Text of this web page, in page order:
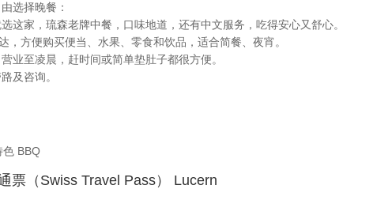
选择晚餐：
这家，琉森老牌中餐，口味地道，还有中文服务，吃得安心又舒心。
，方便购买便当、水果、零食和饮品，适合简餐、夜宵。
业至凌晨，赶时间或简单垫肚子都很方便。
及咨询。
色 BBQ
（Swiss Travel Pass） Lucern